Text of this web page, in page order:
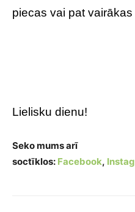
piecas vai pat
Lielisku dienu!
Seko mums arī
soctīklos: Facebook,